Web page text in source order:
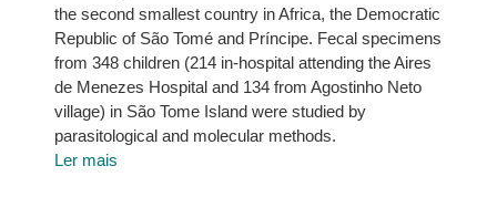
the second smallest country in Africa, the Democratic
Republic of São Tomé and Príncipe. Fecal specimens
from 348 children (214 in-hospital attending the Aires
de Menezes Hospital and 134 from Agostinho Neto
village) in São Tome Island were studied by
parasitological and molecular methods.
Ler mais